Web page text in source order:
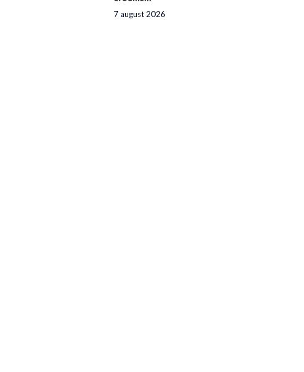
7 august 2026